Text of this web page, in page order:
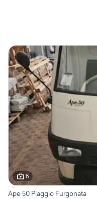
6
Ape 50 Piaggio Furgonata